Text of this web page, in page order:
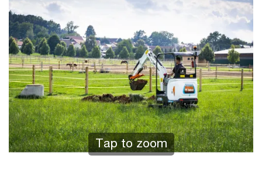
Tap to zoom